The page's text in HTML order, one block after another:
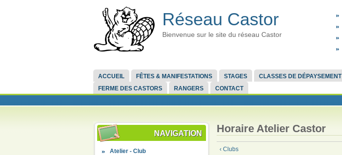
Réseau Castor
Bienvenue sur le site du réseau Castor
ACCUEIL FÊTES & MANIFESTATIONS STAGES CLASSES DE DÉPAYSEMENT
FERME DES CASTORS
RANGERS CONTACT
NAVIGATION
Atelier - Club
Horaire Atelier Castor
‹ Clubs